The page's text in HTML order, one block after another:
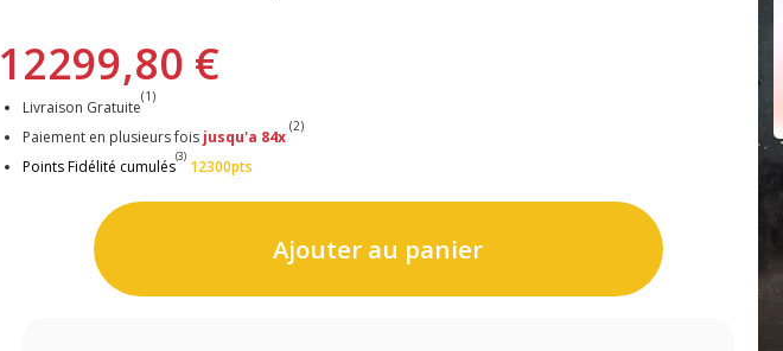
12299,80 €
Livraison Gratuite
(1)
Paiement en plusieurs fois jusqu'a 84x
(2)
Points Fidélité cumulés
(3)
12300pts
Ajouter au panier